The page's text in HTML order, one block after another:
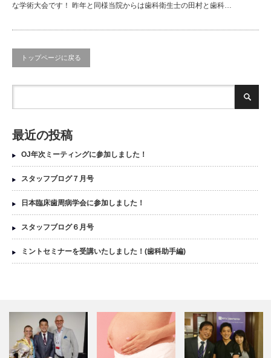
な学術大会です！ 昨年と同様当院からは歯科衛生士の田村と歯科…
トップページに戻る
最近の投稿
OJ年次ミーティングに参加しました！
スタッフブログ７月号
日本臨床歯周病学会に参加しました！
スタッフブログ６月号
ミントセミナーを受講いたしました！(歯科助手編)